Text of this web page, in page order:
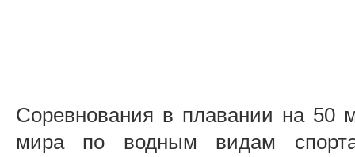
Соревнования в плавании на 50
мира по водным видам